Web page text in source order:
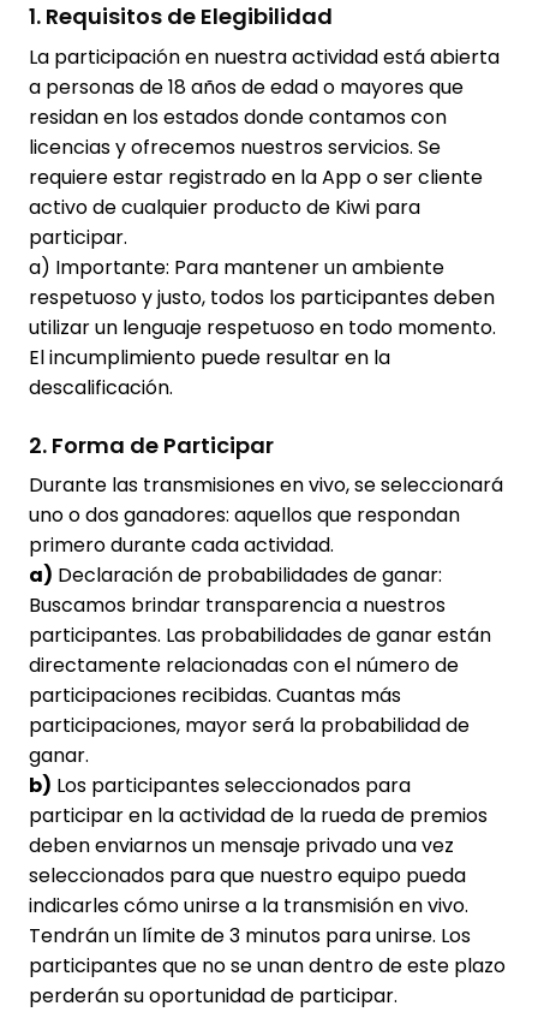
1. Requisitos de Elegibilidad
La participación en nuestra actividad está abierta
a personas de 18 años de edad o mayores que
residan en los estados donde contamos con
licencias y ofrecemos nuestros servicios. Se
requiere estar registrado en la App o ser cliente
activo de cualquier producto de Kiwi para
participar.
a) Importante: Para mantener un ambiente
respetuoso y justo, todos los participantes deben
utilizar un lenguaje respetuoso en todo momento.
El incumplimiento puede resultar en la
descalificación.
2. Forma de Participar
Durante las transmisiones en vivo, se seleccionará
uno o dos ganadores: aquellos que respondan
primero durante cada actividad.
a) Declaración de probabilidades de ganar:
Buscamos brindar transparencia a nuestros
participantes. Las probabilidades de ganar están
directamente relacionadas con el número de
participaciones recibidas. Cuantas más
participaciones, mayor será la probabilidad de
ganar.
b) Los participantes seleccionados para
participar en la actividad de la rueda de premios
deben enviarnos un mensaje privado una vez
seleccionados para que nuestro equipo pueda
indicarles cómo unirse a la transmisión en vivo.
Tendrán un límite de 3 minutos para unirse. Los
participantes que no se unan dentro de este plazo
perderán su oportunidad de participar.